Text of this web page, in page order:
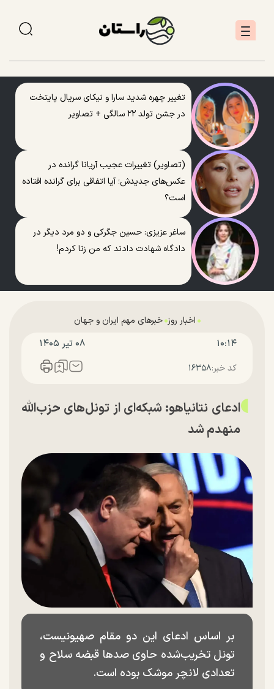
تغییر چهره شدید سارا و نیکای سریال پایتخت
در جشن تولد ۲۲ سالگی + تصاویر
(تصاویر) تغییرات عجیب آریانا گرانده در
عکس‌های جدیدش؛ آیا اتفاقی برای گرانده افتاده
است؟
ساغر عزیزی: حسین جگرکی و دو مرد دیگر در
دادگاه شهادت دادند که من زنا کردم!
اخبار روز خبرهای مهم ایران و جهان
۱۰:۱۴ ۰۸ تير ۱۴۰۵
کد خبر:۱۶۳۵۸
ادعای نتانیاهو: شبکه‌ای از تونل‌های حزب‌الله
منهدم شد
بر اساس ادعای این دو مقام صهیونیست،
تونل تخریب‌شده حاوی صد‌ها قبضه سلاح و
تعدادی لانچر موشک بوده است.